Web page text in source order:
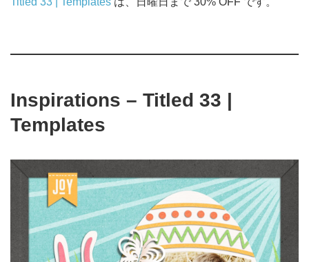
Inspirations – Titled 33 |
Templates